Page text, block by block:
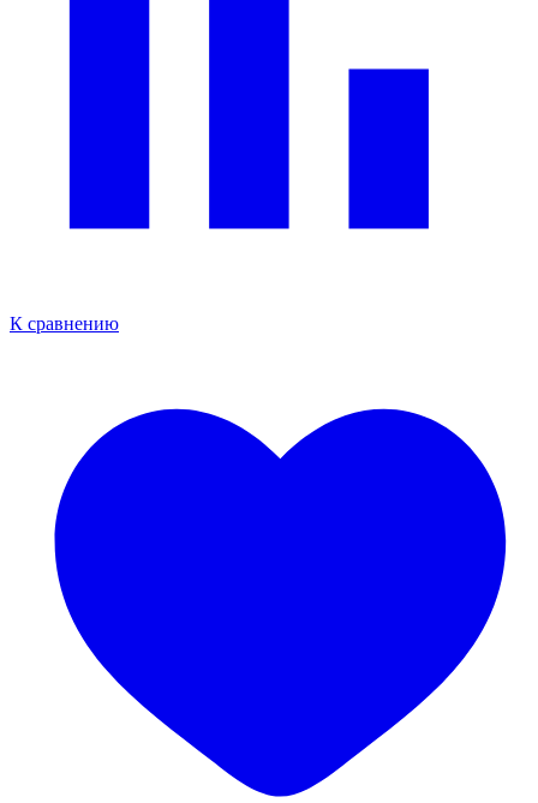
К сравнению